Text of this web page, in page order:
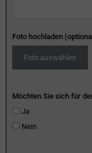
Foto hochladen
Foto auswählen
Möchten Sie sich für
Ja
Nein